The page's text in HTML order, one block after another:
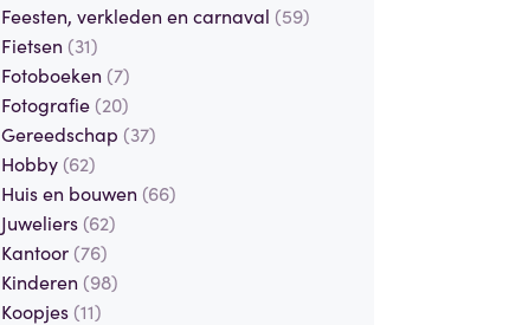
Feesten, verkleden en carnaval (59)
Fietsen (31)
Fotoboeken (7)
Fotografie (20)
Gereedschap (37)
Hobby (62)
Huis en bouwen (66)
Juweliers (62)
Kantoor (76)
Kinderen (98)
Koopjes (11)